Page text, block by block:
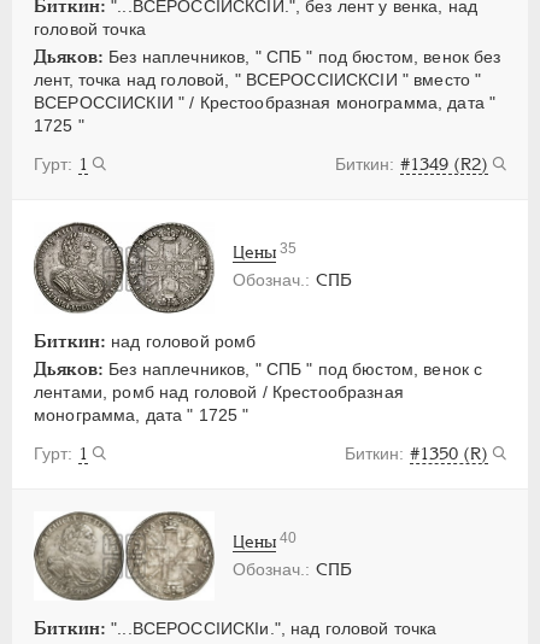
Биткин: "...ВСЕРОССIИСКСIИ.", без лент у венка, над
головой точка
Дьяков: Без наплечников, " СПБ " под бюстом, венок без
лент, точка над головой, " ВСЕРОССIИСКСIИ " вместо "
ВСЕРОССIИСКIИ " / Крестообразная монограмма, дата "
1725 "
1
#1349 (R2)
СПБ
Биткин: над головой ромб
Дьяков: Без наплечников, " СПБ " под бюстом, венок с
лентами, ромб над головой / Крестообразная
монограмма, дата " 1725 "
1
#1350 (R)
Цены 35
СПБ
Биткин: "...ВСЕРОССIИСКIи.", над головой точка
Цены 40